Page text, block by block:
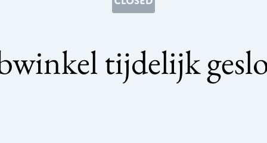
tijdelijk